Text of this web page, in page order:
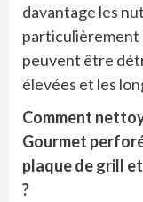
davantage les
particulièrement
peuvent être
élevées et les
Comment
Gourmet
plaque de grill
?